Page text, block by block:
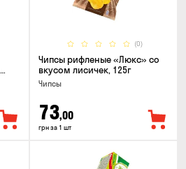
(0)
Чипсы рифленые «Люкс» со
вкусом лисичек, 125г
Чипсы
73,00
грн за 1 шт